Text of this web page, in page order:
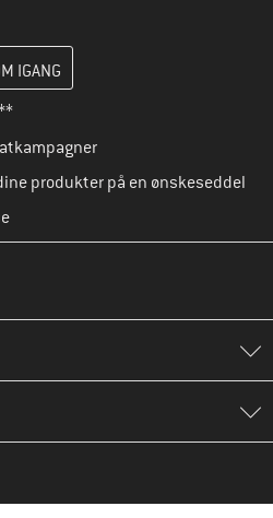
og opret i næste trin din
produkter på en ønskeseddel